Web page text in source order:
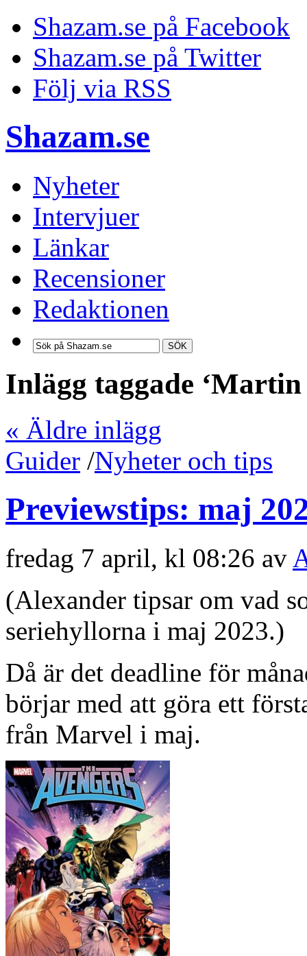
Shazam.se på Facebook
Shazam.se på Twitter
Följ via RSS
Shazam.se
Nyheter
Intervjuer
Länkar
Recensioner
Redaktionen
SÖK
Inlägg taggade ‘Martin
« Äldre inlägg
Guider /Nyheter och tips
Previewstips: maj
fredag 7 april, kl 08:26 av
(Alexander tipsar om vad
seriehyllorna i maj 2023.)
Då är det deadline för
börjar med att göra ett
från Marvel i maj.